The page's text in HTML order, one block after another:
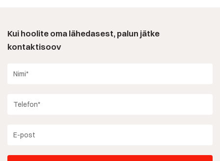
Kui hoolite oma lähedasest, palun jätke
kontaktisoov